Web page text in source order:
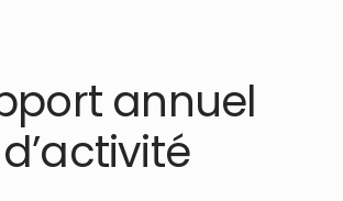
annuel
d’activité